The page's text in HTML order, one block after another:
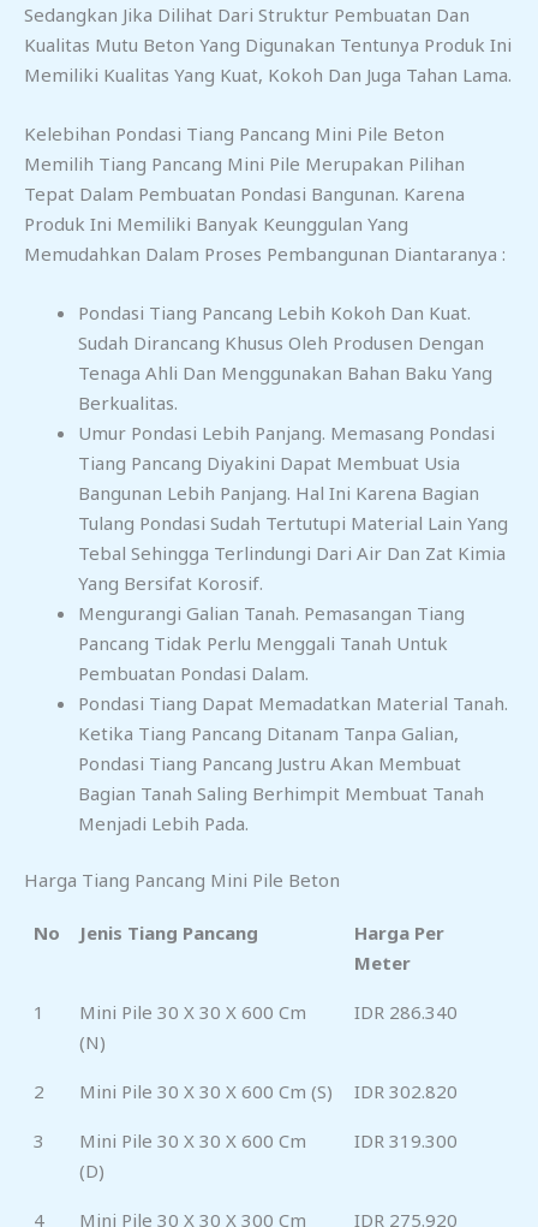
Sedangkan Jika Dilihat Dari Struktur Pembuatan Dan
Kualitas Mutu Beton Yang Digunakan Tentunya Produk Ini
Memiliki Kualitas Yang Kuat, Kokoh Dan Juga Tahan Lama.
Kelebihan Pondasi Tiang Pancang Mini Pile Beton
Memilih Tiang Pancang Mini Pile Merupakan Pilihan
Tepat Dalam Pembuatan Pondasi Bangunan. Karena
Produk Ini Memiliki Banyak Keunggulan Yang
Memudahkan Dalam Proses Pembangunan Diantaranya :
Pondasi Tiang Pancang Lebih Kokoh Dan Kuat.
Sudah Dirancang Khusus Oleh Produsen Dengan
Tenaga Ahli Dan Menggunakan Bahan Baku Yang
Berkualitas.
Umur Pondasi Lebih Panjang. Memasang Pondasi
Tiang Pancang Diyakini Dapat Membuat Usia
Bangunan Lebih Panjang. Hal Ini Karena Bagian
Tulang Pondasi Sudah Tertutupi Material Lain Yang
Tebal Sehingga Terlindungi Dari Air Dan Zat Kimia
Yang Bersifat Korosif.
Mengurangi Galian Tanah. Pemasangan Tiang
Pancang Tidak Perlu Menggali Tanah Untuk
Pembuatan Pondasi Dalam.
Pondasi Tiang Dapat Memadatkan Material Tanah.
Ketika Tiang Pancang Ditanam Tanpa Galian,
Pondasi Tiang Pancang Justru Akan Membuat
Bagian Tanah Saling Berhimpit Membuat Tanah
Menjadi Lebih Pada.
Harga Tiang Pancang Mini Pile Beton
No Jenis Tiang Pancang
Harga Per
Meter
1
Mini Pile 30 X 30 X 600 Cm
(N)
IDR 286.340
2 Mini Pile 30 X 30 X 600 Cm (S) IDR 302.820
3
Mini Pile 30 X 30 X 600 Cm
(D)
IDR 319.300
4 Mini Pile 30 X 30 X 300 Cm IDR 275.920